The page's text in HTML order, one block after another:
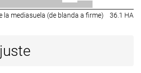
la mediasuela (de blanda a firme) 36.1 HA